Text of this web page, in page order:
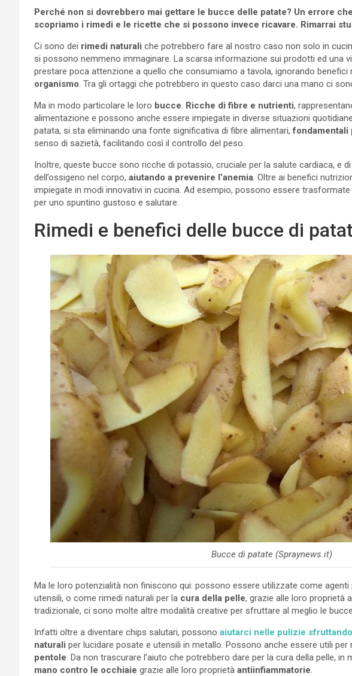
Perché non si dovrebbero mai gettare le bucce delle patate? Un errore
scopriamo i rimedi e le ricette che si possono invece ricavare. Rimarrai
Ci sono dei rimedi naturali che potrebbero fare al nostro caso non solo in
si possono nemmeno immaginare. La scarsa informazione sui prodotti ed una
prestare poca attenzione a quello che consumiamo a tavola, ignorando benefici
organismo . Tra gli ortaggi che potrebbero in questo caso darci una mano ci
Ma in modo particolare le loro bucce Ricche di fibre e nutrienti,
alimentazione e possono anche essere impiegate in diverse situazioni
patata, si sta eliminando una fonte significativa di fibre alimentari, fondamentali
senso di sazietà, facilitando così il controllo del peso.
Inoltre, queste bucce sono ricche di potassio, cruciale per la salute cardiaca, e
dell’ossigeno nel corpo, aiutando a prevenire l’anemia . Oltre ai benefici
impiegate in modi innovativi in cucina. Ad esempio, possono essere trasformate
per uno spuntino gustoso e salutare.
Rimedi e benefici delle bucce di
Bucce di patate (Spraynews.it)
Ma le loro potenzialità non finiscono qui: possono essere utilizzate come
utensili, o come rimedi naturali per la cura della pelle, grazie alle loro proprietà
tradizionale, ci sono molte altre modalità creative per sfruttare al meglio le
Infatti oltre a diventare chips salutari, possono aiutarci nelle pulizie
naturali per lucidare posate e utensili in metallo. Possono anche essere utili per
pentole . Da non trascurare l’aiuto che potrebbero dare per la cura della pelle,
mano contro le occhiaie grazie alle loro proprietà antiinfiammatorie